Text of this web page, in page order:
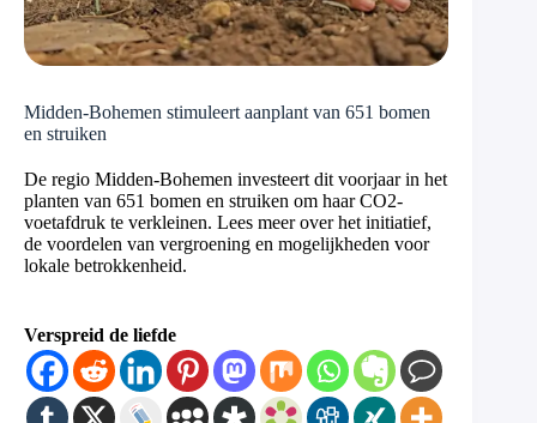
Midden-Bohemen stimuleert aanplant van 651 bomen
en struiken
De regio Midden-Bohemen investeert dit voorjaar in het
planten van 651 bomen en struiken om haar CO2-
voetafdruk te verkleinen. Lees meer over het initiatief,
de voordelen van vergroening en mogelijkheden voor
lokale betrokkenheid.
Verspreid de liefde